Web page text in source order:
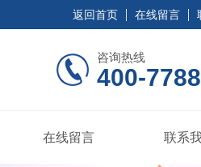
返回首页 在线留言
咨询热线
400-
在线留言 联系